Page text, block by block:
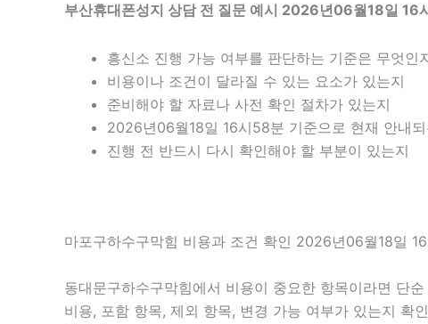
부산휴대폰성지 상담 전 질문 예시 2026년06월18일 16
흥신소 진행 가능 여부를 판단하는 기준은 무엇인
비용이나 조건이 달라질 수 있는 요소가 있는지
준비해야 할 자료나 사전 확인 절차가 있는지
2026년06월18일 16시58분 기준으로 현재 안내
진행 전 반드시 다시 확인해야 할 부분이 있는지
마포구하수구막힘 비용과 조건 확인 2026년06월18일
동대문구하수구막힘에서 비용이 중요한 항목이라면 단
비용, 포함 항목, 제외 항목, 변경 가능 여부가 있는지 확